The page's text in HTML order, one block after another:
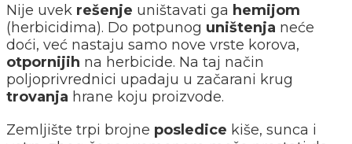
Nije uvek rešenje uništavati ga hemijom
(herbicidima). Do potpunog uništenja neće
doći, već nastaju samo nove vrste korova,
otpornijih na herbicide. Na taj način
poljoprivrednici upadaju u začarani krug
trovanja hrane koju proizvode.
Zemljište trpi brojne posledice kiše, sunca i